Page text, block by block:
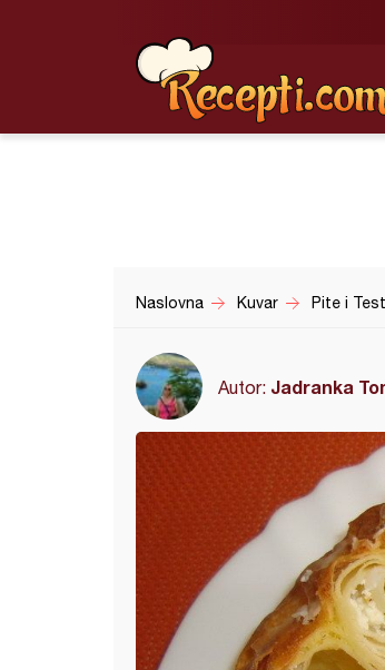
Naslovna Kuvar Pite i
Autor: Jadranka